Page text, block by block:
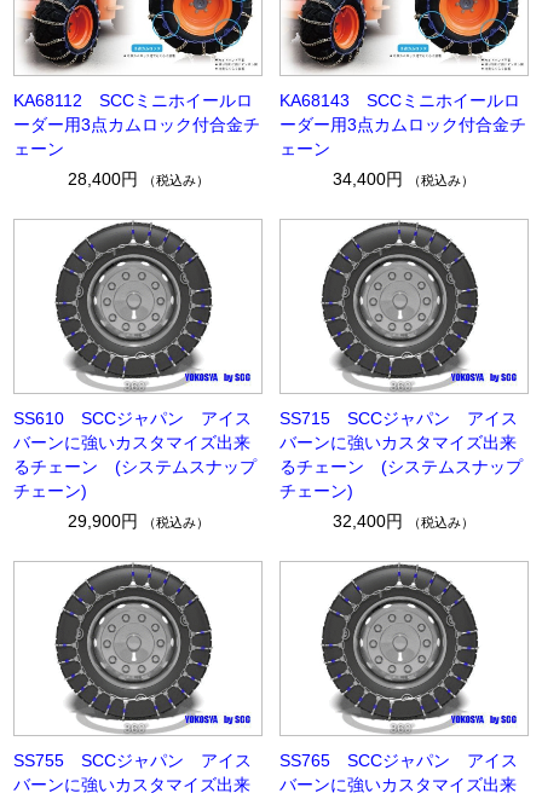
KA68112 SCCミニホイールロ
ーダー用3点カムロック付合金チ
ェーン
28,400円
（税込み）
KA68143 SCCミニホイールロ
ーダー用3点カムロック付合金チ
ェーン
34,400円
（税込み）
SS610 SCCジャパン アイス
バーンに強いカスタマイズ出来
るチェーン (システムスナップ
チェーン)
29,900円
（税込み）
SS715 SCCジャパン アイス
バーンに強いカスタマイズ出来
るチェーン (システムスナップ
チェーン)
32,400円
（税込み）
SS755 SCCジャパン アイス
バーンに強いカスタマイズ出来
SS765 SCCジャパン アイス
バーンに強いカスタマイズ出来